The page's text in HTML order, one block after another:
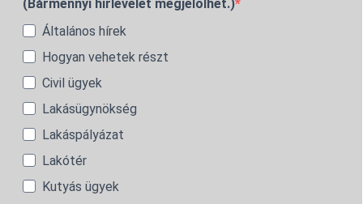
(Bármennyi hírlevelet megjelölhet.)
Általános hírek
Hogyan vehetek részt
Civil ügyek
Lakásügynökség
Lakáspályázat
Lakótér
Kutyás ügyek